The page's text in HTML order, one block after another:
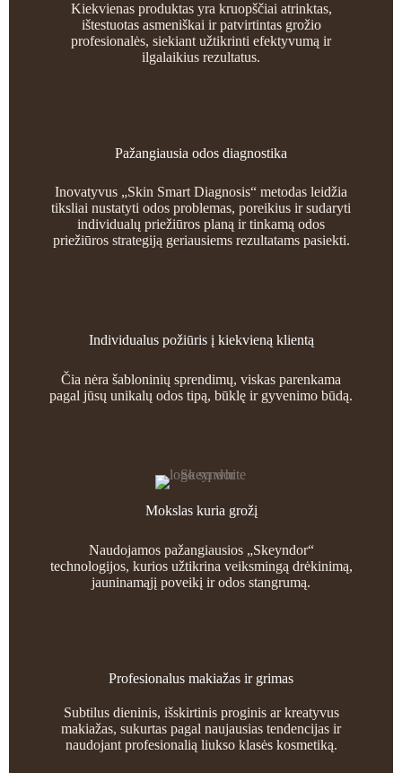
Kiekvienas produktas yra kruopščiai atrinktas,
ištestuotas asmeniškai ir patvirtintas grožio
profesionalės, siekiant užtikrinti efektyvumą ir
ilgalaikius rezultatus.
Pažangiausia odos diagnostika
Inovatyvus „Skin Smart Diagnosis“ metodas leidžia
tiksliai nustatyti odos problemas, poreikius ir sudaryti
individualų priežiūros planą ir tinkamą odos
priežiūros strategiją geriausiems rezultatams pasiekti.
Individualus požiūris į kiekvieną klientą
Čia nėra šabloninių sprendimų, viskas parenkama
pagal jūsų unikalų odos tipą, būklę ir gyvenimo būdą.
Mokslas kuria grožį
Naudojamos pažangiausios „Skeyndor“
technologijos, kurios užtikrina veiksmingą drėkinimą,
jauninamąjį poveikį ir odos stangrumą.
Profesionalus makiažas ir grimas
Subtilus dieninis, išskirtinis proginis ar kreatyvus
makiažas, sukurtas pagal naujausias tendencijas ir
naudojant profesionalią liukso klasės kosmetiką.